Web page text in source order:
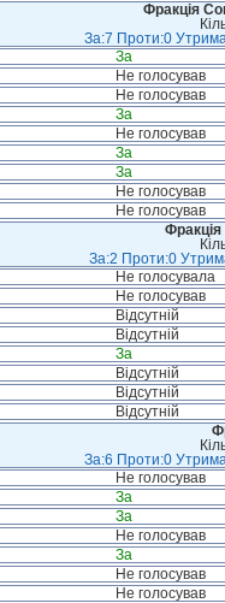
Фракція
За:7 Проти:0
За
Не голосував
Не голосував
За
Не голосував
За
За
Не голосував
Не голосував
Фракція
За:2 Проти:0
Не голосувала
Не голосував
Відсутній
Відсутній
За
Відсутній
Відсутній
Відсутній
За:6 Проти:0
Не голосував
За
За
Не голосував
За
Не голосував
Не голосував